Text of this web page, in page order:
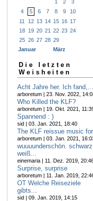
1
2
3
4
5 6 7 8 9
10
11
12 13 14 15 16 17
18
19 20 21 22 23 24
25 26 27 28 29
Januar
März
Die letzten
Weisheiten
Acht Jahre her. Ich fand,...
arboretum | 23. Nov. 2022,
Who Killed the KLF?
arboretum | 19. Okt. 2021,
Spannend : )
sid | 03. Jan. 2021, 18:40
The KLF reissue music
arboretum | 03. Jan. 2021,
wuuuunderschön.
weiß...
einemaria | 11. Dez. 2019,
Surprise, surprise
arboretum | 11. Jan. 2019,
OT Welche Reiseziele
gibts...
sid | 09. Jan. 2019, 14:15